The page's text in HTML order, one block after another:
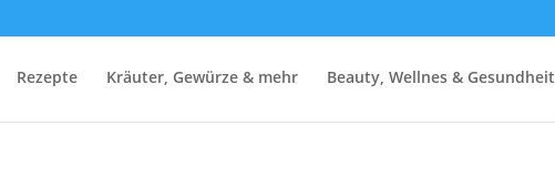
Rezepte Kräuter, Gewürze & mehr Beauty, Wellnes & Gesundheit